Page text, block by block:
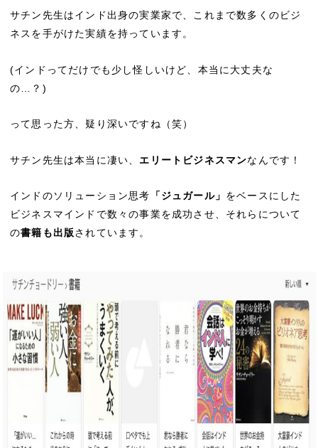
サチン先生はインド出身の実業家で、これまで数多くのビジ
ネスを手がけた実績を持っています。
(インドってだけでも少し怪しいけど、本当に大丈夫な
の…？)
って思った方、疑り深いですね（笑）
サチン先生は本当に凄い、 エリートビジネスマンなんです！
インドのソリューション思考 「ジュガール」 をベースにした
ビジネスマインドで数々の事業を成功させ、それらについて
の書籍も出版されています。